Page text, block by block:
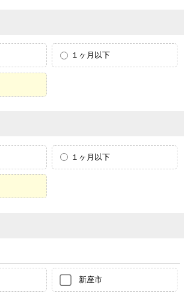
１ヶ月以下
１ヶ月以下
新座市